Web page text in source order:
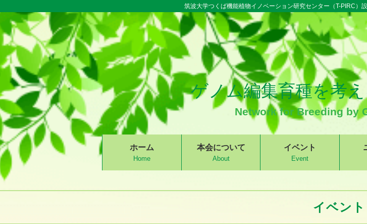
筑波大学つくば機能植物イノベーション研究センター（T-PIRC）
ゲノム編集育種を考
Network for Breeding by
i
ホーム
Home
本会について
About
イベント
Event
イベント